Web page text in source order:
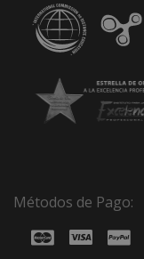
Métodos de Pago: